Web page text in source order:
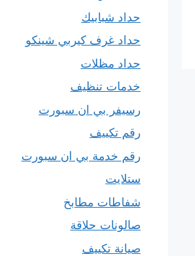
حداد شبابيك
حداد غرف كيربي شينكو
حداد مظلات
خدمات تنظيف
رسيفر بي ان سبورت
رقم تكييف
رقم خدمة بي ان سبورت
ستلايت
شفاطات مطابخ
صالونات حلاقة
صيانة تكييف